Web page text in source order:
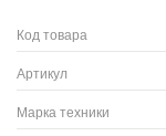
Код товара
Артикул
Марка техники